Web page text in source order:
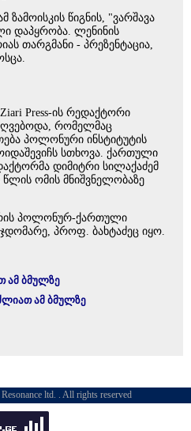
ზამოისკის წიგნის, "ვარშავა
დაპყრობა. ლენინის
თარგმანი - პრეზენტაცია,
Press-ის რედაქტორი
რომელმაც
პოლონური ინსტიტუტის
სთხოვა. ქართული
დიმიტრი სილაქაძემ
ომის მნიშვნელობაზე
პოლონურ-ქართული
პროფ. ბახტაძეც იყო.
ამ ბმულზე
ამ ბმულზე
ltd. . All rights reserved